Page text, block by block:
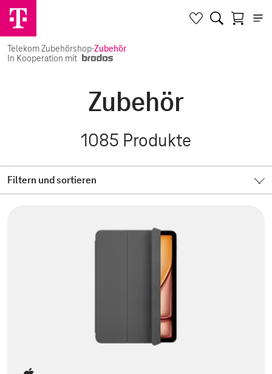
Telekom Zubehörshop·Zubehör
In Kooperation mit
Zubehör
1085 Produkte
Filtern und sortieren